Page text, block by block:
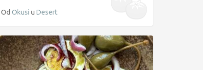
Od Okusi u Desert